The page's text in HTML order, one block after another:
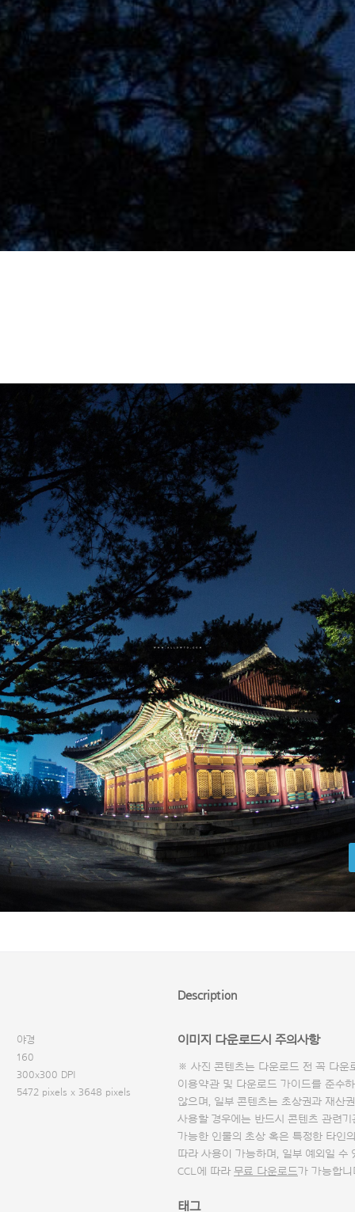
야경
160
300x300 DPI
5472 pixels x 3648 pixels
Description
이미지 다운로드시 주의사항
※ 사진 콘텐츠는 다운로드 전 꼭 다운
이용약관 및 다운로드 가이드를 준수
않으며, 일부 콘텐츠는 초상권과 재산
사용할 경우에는 반드시 콘텐츠 관련
가능한 인물의 초상 혹은 특정한 타인
따라 사용이 가능하며, 일부 예외일
CCL에 따라 무료 다운로드가 가능합니
태그